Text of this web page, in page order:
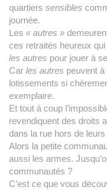
quartiers sensibles
journée.
Les « autres »
ces retraités heureux
les autres pour jouer à
Car les autres peuvent
lotissements si
exemplaire.
Et tout à coup
revendiquent des droits
dans la rue hors de
Alors la petite
aussi les armes.
communautés ?
C’est ce que vous